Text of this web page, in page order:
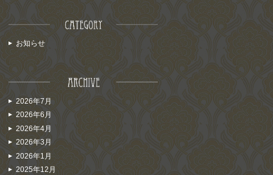
お知らせ
2026年7月
2026年6月
2026年4月
2026年3月
2026年1月
2025年12月